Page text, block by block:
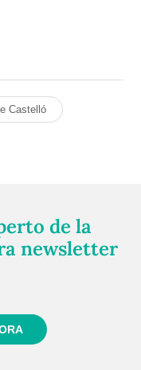
Castelló
de la
newsletter